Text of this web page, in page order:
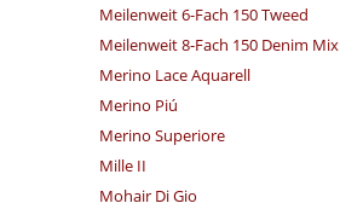
Meilenweit 6-Fach 150 Tweed
Meilenweit 8-Fach 150 Denim Mix
Merino Lace Aquarell
Merino Piú
Merino Superiore
Mille II
Mohair Di Gio